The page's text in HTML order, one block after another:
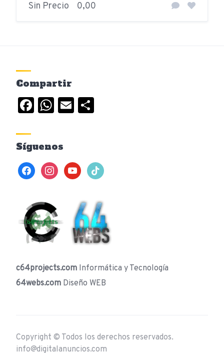
Sin Precio 0,00
Compartir
Facebook
WhatsApp
Email
Síguenos
facebookinstagramyoutubetiktok
c64projects.com Informática y Tecnología
64webs.com Diseño WEB
Copyright © Todos los derechos reservados.
info@digitalanuncios.com